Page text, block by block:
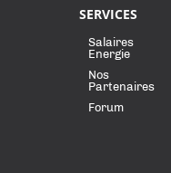
SERVICES
Salaires
Energie
Nos
Partenaires
Forum